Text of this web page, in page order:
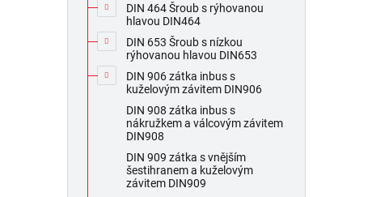
DIN 464 Šroub s rýhovanou
hlavou DIN464
DIN 653 Šroub s nízkou
rýhovanou hlavou DIN653
DIN 906 zátka inbus s
kuželovým závitem DIN906
DIN 908 zátka inbus s
nákružkem a válcovým závitem
DIN908
DIN 909 zátka s vnějším
šestihranem a kuželovým
závitem DIN909